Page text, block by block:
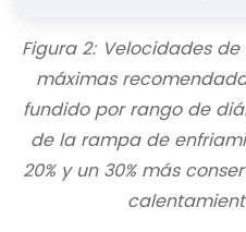
Figura 2: Velocidades
máximas
fundido por rango de
de la rampa de
20% y un 30% más